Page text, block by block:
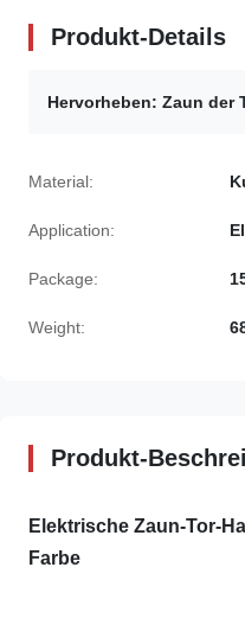
Produkt-Details
Hervorheben: Zaun der
Material:
Application:
Package:
Weight:
Produkt-
Elektrische Zaun-Tor-
Farbe